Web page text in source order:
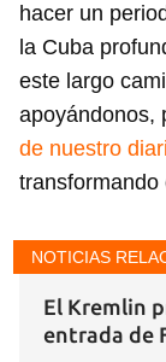
hacer un
la Cuba
este largo
apoyándonos,
de nuestro
transformando
NOTICIAS
El Kremlin
entrada de